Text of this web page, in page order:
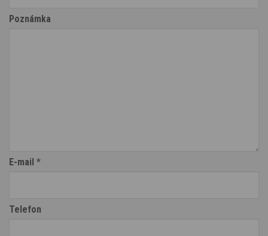
Poznámka
E-mail *
Telefon